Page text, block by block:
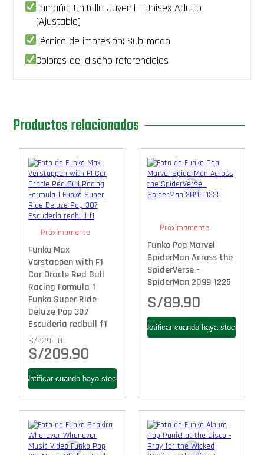
Tamaño: Unitalla Juvenil - Unisex Adulto
(Ajustable)
Técnica de impresión: Sublimado
Colores del diseño referenciales
Productos relacionados
Próximamente
Funko Max
Verstappen with F1
Car Oracle Red Bull
Racing Formula 1
Funko Super Ride
Deluze Pop 307
Escuderia redbull f1
S/229.90
S/209.90
Próximamente
Funko Pop Marvel
SpiderMan Across the
SpiderVerse -
SpiderMan 2099 1225
S/89.90